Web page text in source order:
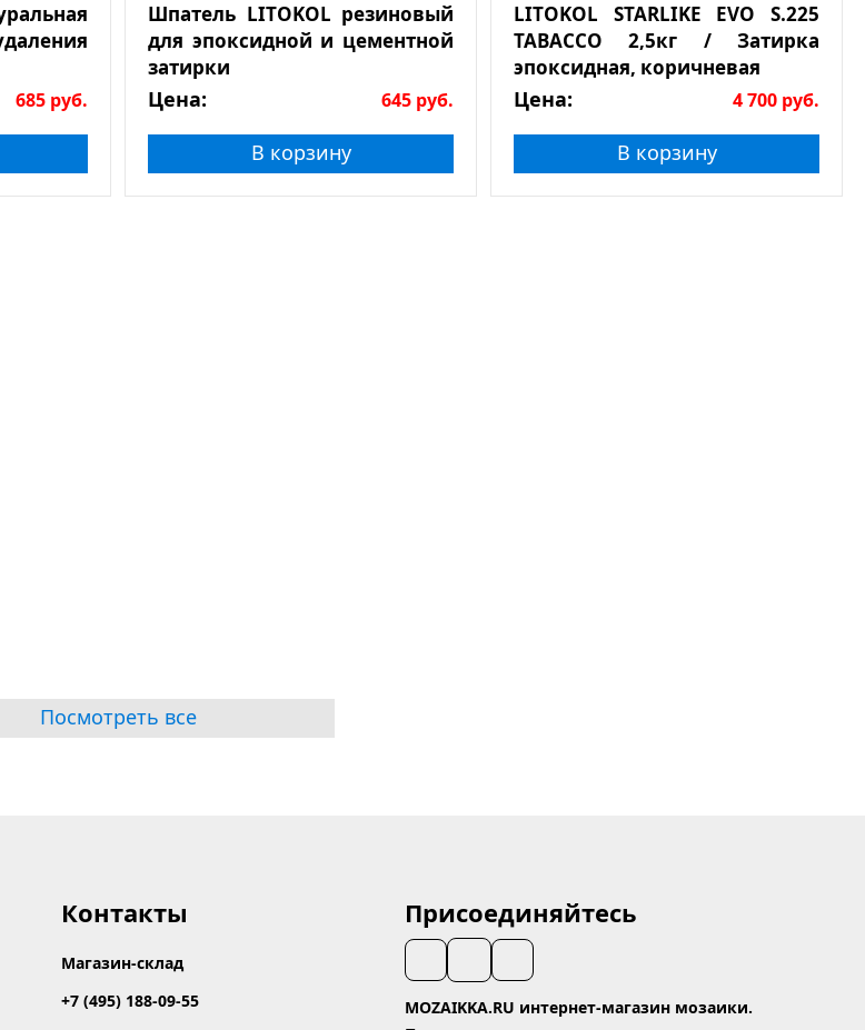
685 руб.
Шпатель LITOKOL резиновый
для эпоксидной и цементной
затирки
Цена: 645 руб.
В корзину
LITOKOL STARLIKE EVO S.225
TABACCO 2,5кг / Затирка
эпоксидная, коричневая
Цена: 4 700 руб.
В корзину
Посмотреть все
Контакты
Магазин-склад
+7 (495) 188-09-55
Присоединяйтесь
MOZAIKKA.RU интернет-магазин мозаики.